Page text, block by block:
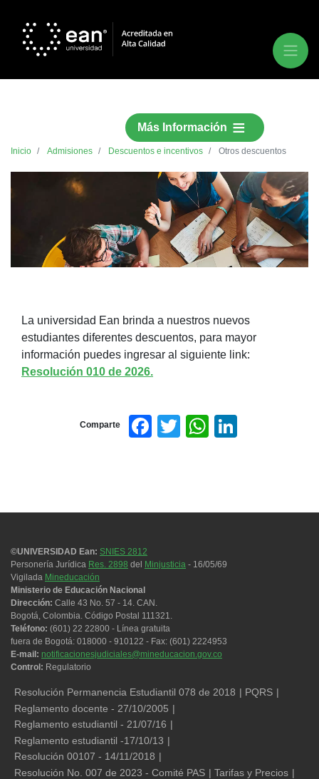
Más Información
Inicio Admisiones Descuentos e incentivos Otros descuentos
La universidad Ean brinda a nuestros nuevos
estudiantes diferentes descuentos, para mayor
información puedes ingresar al siguiente link:
Resolución 010 de 2026.
Comparte Facebook
TwitterWhatsApp
©UNIVERSIDAD Ean: SNIES 2812
Personería Jurídica Res. 2898 del Minjusticia - 16/05/69
Vigilada Mineducación
Ministerio de Educación Nacional
Dirección: Calle 43 No. 57 - 14. CAN.
Bogotá, Colombia. Código Postal 111321.
Teléfono: (601) 22 22800 - Línea gratuita
fuera de Bogotá: 018000 - 910122 - Fax: (601) 2224953
E-mail: notificacionesjudiciales@mineducacion.gov.co
Control: Regulatorio
Legales
Resolución Permanencia Estudiantil 078 de 2018
PQRS
Reglamento docente - 27/10/2005
Reglamento estudiantil - 21/07/16
Reglamento estudiantil -17/10/13
Resolución 00107 - 14/11/2018
Resolución No. 007 de 2023 - Comité PAS
Tarifas y Precios